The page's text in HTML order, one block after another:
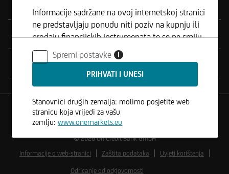
Legal Notes
Kontakt
© 2026UniCredit Bank GmbH
Informacije o web-stranici
Zaštita podataka Uvjeti korištenja
Odricanje od odgovornosti
Informacije sadržane na ovoj internetskoj stranici
ne predstavljaju ponudu niti poziv na kupnju ili
prodaju financijskih instrumenata te se ne smiju
koristiti u jurisdikcijama u kojima je takva
uporaba zabranjena.
Spremi postavke i
Stanovnici drugih zemalja: molimo posjetite web
stranicu koja vrijedi za vašu
zemlju:www.onemarkets.eu